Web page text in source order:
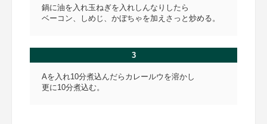
鍋に油を入れ玉ねぎを入れしんなりしたら
ベーコン、しめじ、かぼちゃを加えさっと炒める。
3
Aを入れ10分煮込んだらカレールウを溶かし
更に10分煮込む。